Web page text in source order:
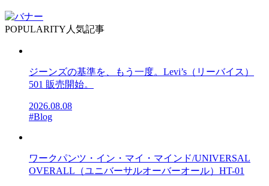
POPULARITY 人気記事
ジーンズの基準を、もう一度。Levi’s（リーバイス）
501 販売開始。
2026.08.08
#Blog
ワークパンツ・イン・マイ・マインド/UNIVERSAL
OVERALL（ユニバーサルオーバーオール）HT-01